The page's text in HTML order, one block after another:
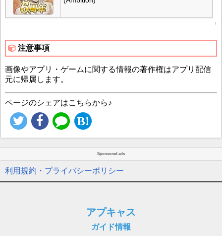
↑
注意事項
画像やアプリ・ゲームに関する情報の著作権はアプリ配信
元に帰属します。
ページのシェアはこちらから♪
Sponsored ads
利用規約・プライバシーポリシー
アプキャス
ガイド情報